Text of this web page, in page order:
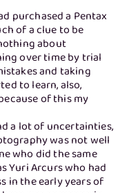
purchased a Pentax
of a clue to be
about
over time by trial
and taking
to learn, also,
of this my
a lot of uncertainties,
was not well
who did the same
Yuri Arcurs who had
in the early years of